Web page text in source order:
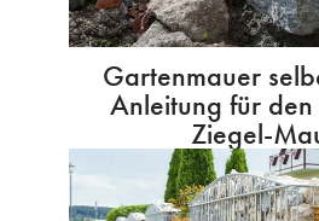
Gartenmauer
Anleitung für
Ziegel-